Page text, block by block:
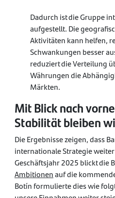
Dadurch ist die Gruppe
aufgestellt. Die
Aktivitäten kann helfen,
Schwankungen besser
reduziert die Verteilung
Währungen die
Märkten.
Mit Blick nach
Stabilität bleiben
Die Ergebnisse zeigen, dass
internationale Strategie
Geschäftsjahr 2025 blickt die
Ambitionenauf die
Botín formulierte dies wie